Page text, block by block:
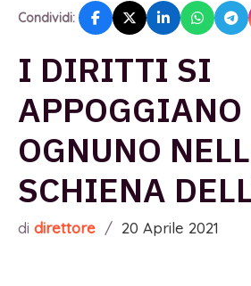
Condividi:
I DIRITTI SI
APPOGGIANO
OGNUNO
SCHIENA
di direttore / 20 Aprile 2021